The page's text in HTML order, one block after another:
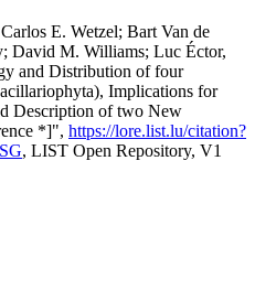
E. Wetzel; Bart Van de
David M. Williams; Luc Éctor,
and Distribution of four
Implications for
Description of two New
*]", https://lore.list.lu/citation?
, LIST Open Repository, V1